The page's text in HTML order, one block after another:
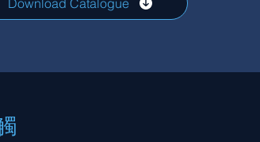
Download Catalogue